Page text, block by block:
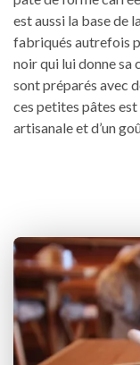
est aussi la base de
fabriqués autrefois
noir qui lui donne sa
sont préparés avec
ces petites pâtes
artisanale et d’un